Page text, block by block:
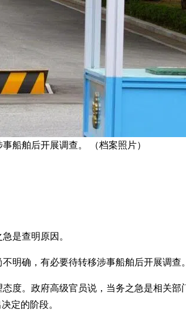
船舶后开展调查。 （档案照片）
是查明原因。
明确，有必要待转移涉事船舶后开展调查
度。政府高级官员说，当务之急是相关
定的阶段。